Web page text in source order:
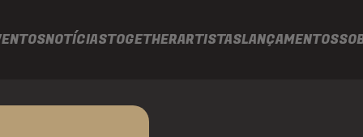
NOTÍCIASTOGETHERARTISTASLANÇAMENTOS